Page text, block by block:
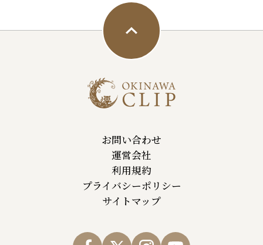
お問い合わせ
運営会社
利用規約
プライバシーポリシー
サイトマップ